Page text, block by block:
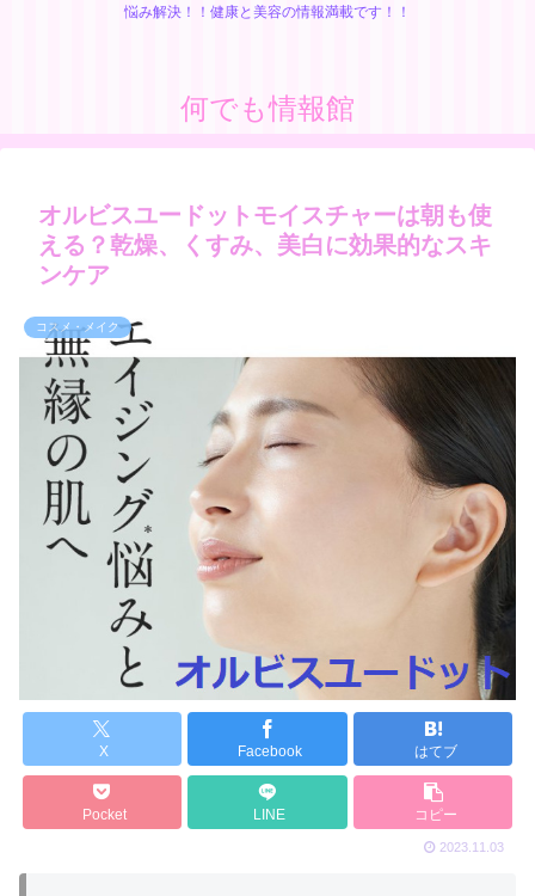
悩み解決！！健康と美容の情報満載です！！
何でも情報館
オルビスユードットモイスチャーは朝も使
える？乾燥、くすみ、美白に効果的なスキ
ンケア
コスメ・メイク
X Facebook はてブ
Pocket LINE コピー
2023.11.03